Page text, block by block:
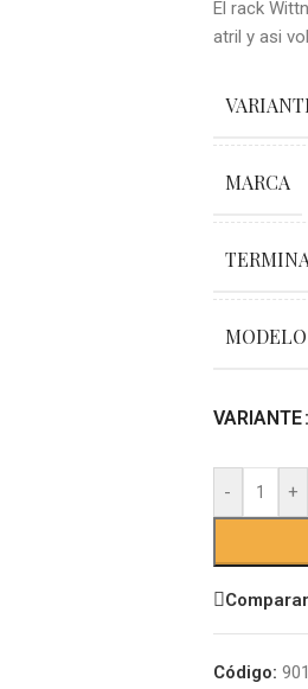
El rack
atril y asi
MARCA
MODELO
VARIANTE
- +
Comparar
Código: